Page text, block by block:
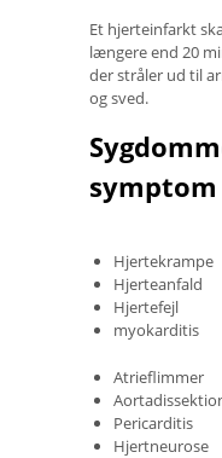
Et hjerteinfarkt
længere end 20
der stråler ud til
og sved.
symptom
Hjertekrampe
Hjerteanfald
Hjertefejl
myokarditis
Atrieflimmer
Pericarditis
Hjertneurose